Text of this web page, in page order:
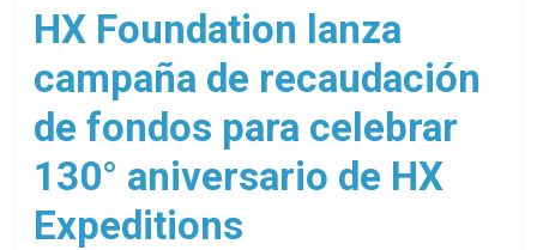
de
cruceros
en
solo
sitio
HX Foundation lanza
campaña de recaudación
de fondos para celebrar
130° aniversario de HX
Expeditions